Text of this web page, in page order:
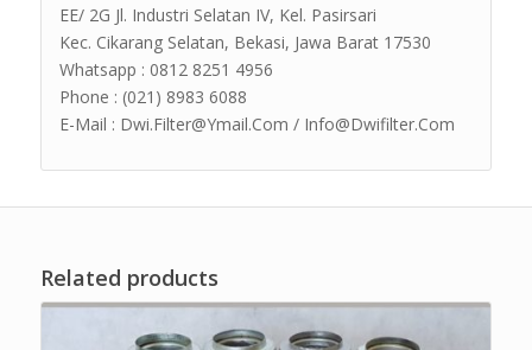
EE/ 2G Jl. Industri Selatan IV, Kel. Pasirsari
Kec. Cikarang Selatan, Bekasi, Jawa Barat 17530
Whatsapp : 0812 8251 4956
Phone : (021) 8983 6088
E-Mail : Dwi.Filter@Ymail.Com / Info@Dwifilter.Com
Related products